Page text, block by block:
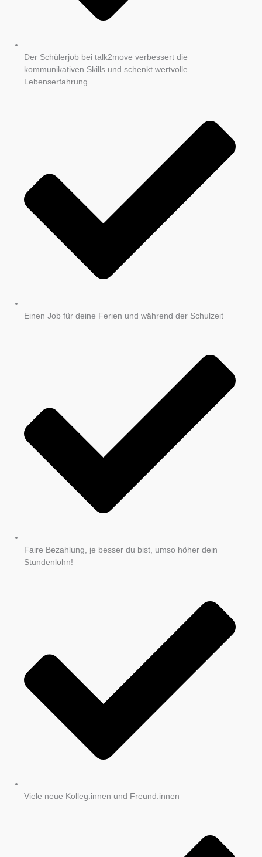
Der Schülerjob bei talk2move verbessert die
kommunikativen Skills und schenkt wertvolle
Lebenserfahrung
Einen Job für deine Ferien und während der Schulzeit
Faire Bezahlung, je besser du bist, umso höher dein
Stundenlohn!
Viele neue Kolleg:innen und Freund:innen